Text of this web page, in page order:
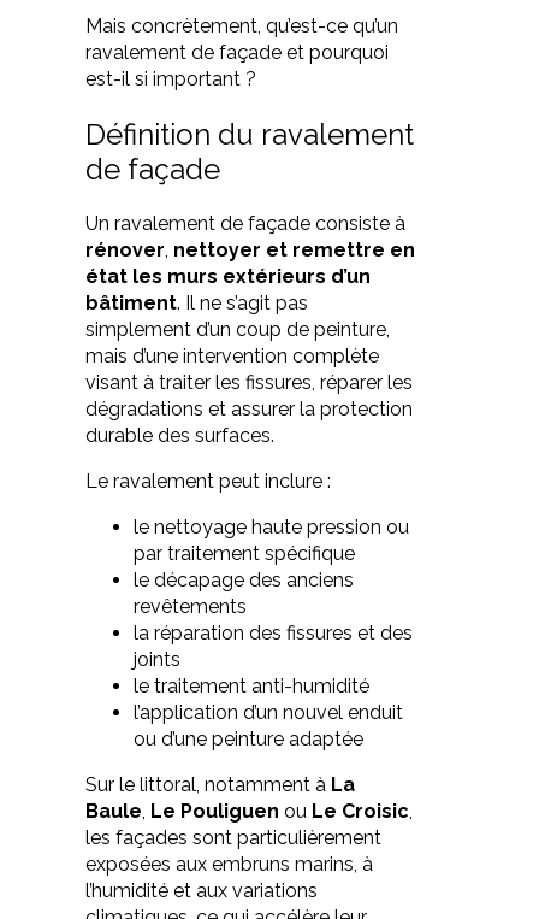
Mais concrètement, qu’est-ce qu’un
ravalement de façade et pourquoi
est-il si important ?
Définition du ravalement
de façade
Un ravalement de façade consiste à
rénover, nettoyer et remettre en
état les murs extérieurs d’un
bâtiment. Il ne s’agit pas
simplement d’un coup de peinture,
mais d’une intervention complète
visant à traiter les fissures, réparer les
dégradations et assurer la protection
durable des surfaces.
Le ravalement peut inclure :
le nettoyage haute pression ou
par traitement spécifique
le décapage des anciens
revêtements
la réparation des fissures et des
joints
le traitement anti-humidité
l’application d’un nouvel enduit
ou d’une peinture adaptée
Sur le littoral, notamment à La
Baule, Le Pouliguen ou Le Croisic,
les façades sont particulièrement
exposées aux embruns marins, à
l’humidité et aux variations